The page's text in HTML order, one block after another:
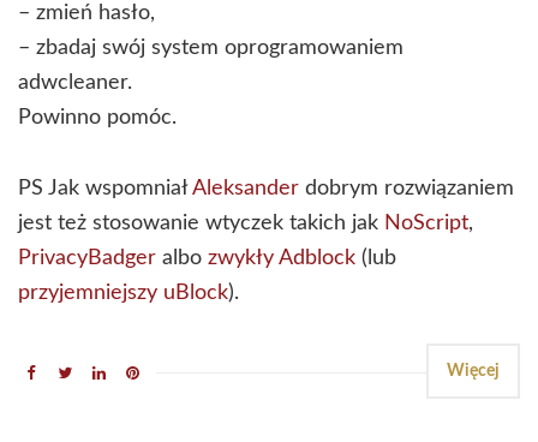
– zmień hasło,
– zbadaj swój system oprogramowaniem
adwcleaner.
Powinno pomóc.
PS Jak wspomniałAleksander dobrym rozwiązaniem
jest też stosowanie wtyczek takich jak NoScript,
PrivacyBadger albo zwykły Adblock (lub
przyjemniejszy uBlock).
Więcej